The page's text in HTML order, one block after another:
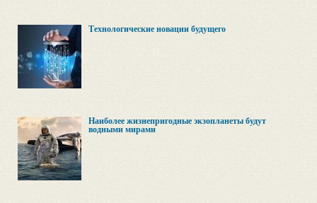
Технологические новации будущего
Наиболее жизнепригодные экзопланеты будут
водными мирами